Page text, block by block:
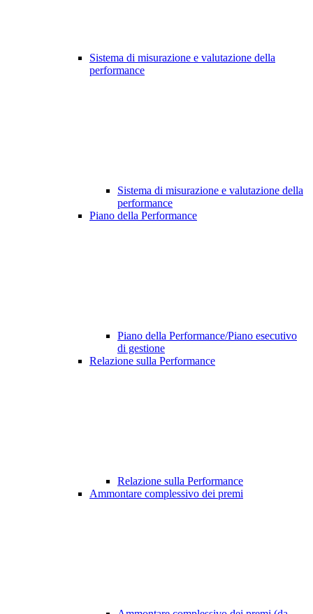
Sistema di misurazione e valutazione della
performance
Sistema di misurazione e valutazione della
performance
Piano della Performance
Piano della Performance/Piano esecutivo
di gestione
Relazione sulla Performance
Relazione sulla Performance
Ammontare complessivo dei premi